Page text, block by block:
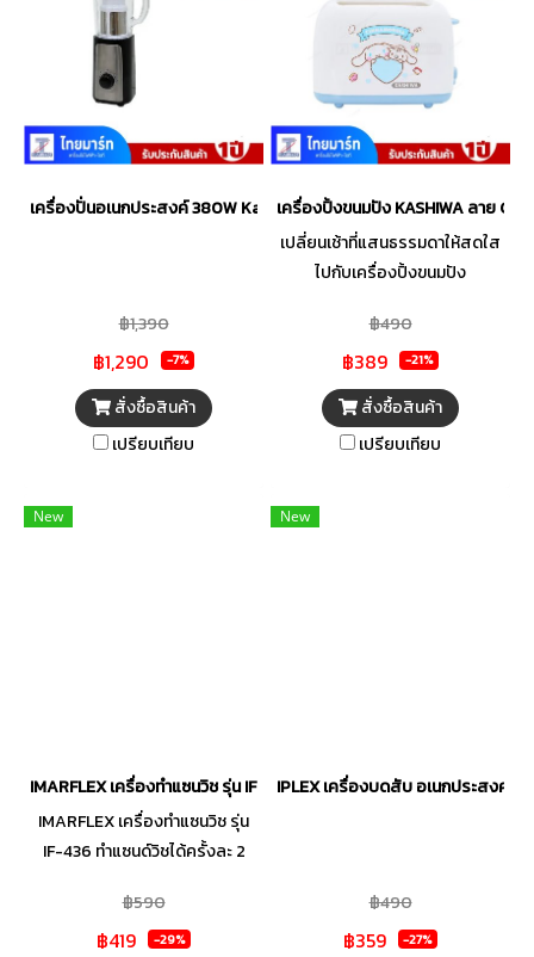
เครื่องปั่นอเนกประสงค์ 380W Kashiwa รุ่น KW-006
฿1,390
฿1,290 -7%
สั่งซื้อสินค้า
เปรียบเทียบ
เครื่องปิ้งขนมปัง KASHIWA ลาย
เปลี่ยนเช้าที่แสนธรรมดาให้สดใส
ไปกับเครื่องปิ้งขนมปัง
มาเติมเต็มความสดใสให้ห้องครัว
ของคุณ ใช้งานง่าย สะดวก
รวดเร็ว เพียงแค่ใส่ขนมปังและกด
ลง ก็พร้อมอร่อยได้ทันใจ ปิ้ง
ขนมปังได้พร้อมกันครั้งละ 2 แผ่น
ไฟ 700 วัตต์ ปิ้งได้รวดเร็วทันใจ
฿490
฿389 -21%
สั่งซื้อสินค้า
เปรียบเทียบ
New
IMARFLEX เครื่องทำแซนวิช รุ่น IF-436 กำลังไฟ 750 วัตต์
IMARFLEX เครื่องทำแซนวิช รุ่น
IF-436 ทำแซนด์วิชได้ครั้งละ 2
เช้าของคุณ หอมกรุ่นไปด้วยกลิ่น
ขนมปัง ด้วยเครื่องปิ้งขนมปังแบบ
฿590
฿419 -29%
New
IPLEX เครื่องบดสับ อเนกประสงค์ ค
฿490
฿359 -27%